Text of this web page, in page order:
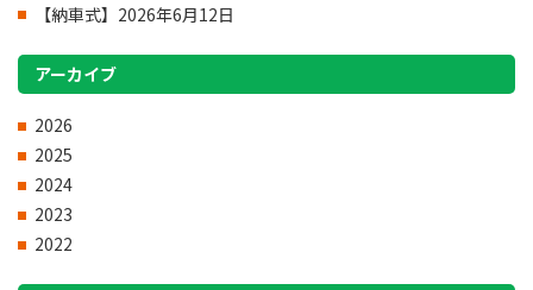
【納車式】2026年6月12日
アーカイブ
2026
2025
2024
2023
2022